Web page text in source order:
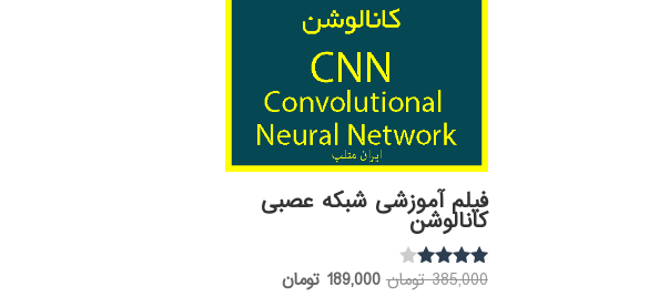
فیلم آموزشی شبکه عصبی
کانالوشن
نمره
385,000 تومان قیمت
189,000 تومان